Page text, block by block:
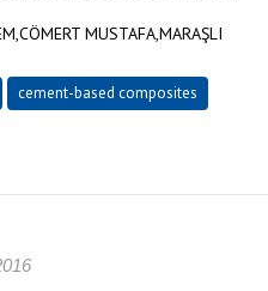
MUSTAFA,MARAŞLI
cement-based composites